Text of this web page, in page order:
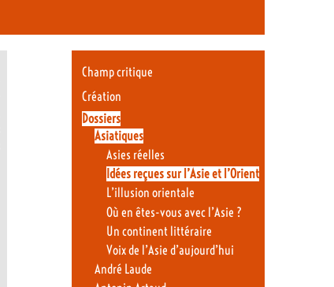
Champ critique
Création
Dossiers
Asiatiques
Asies réelles
Idées reçues sur l’Asie et l’Orient
L’illusion orientale
Où en êtes-vous avec l’Asie ?
Un continent littéraire
Voix de l’Asie d’aujourd’hui
André Laude